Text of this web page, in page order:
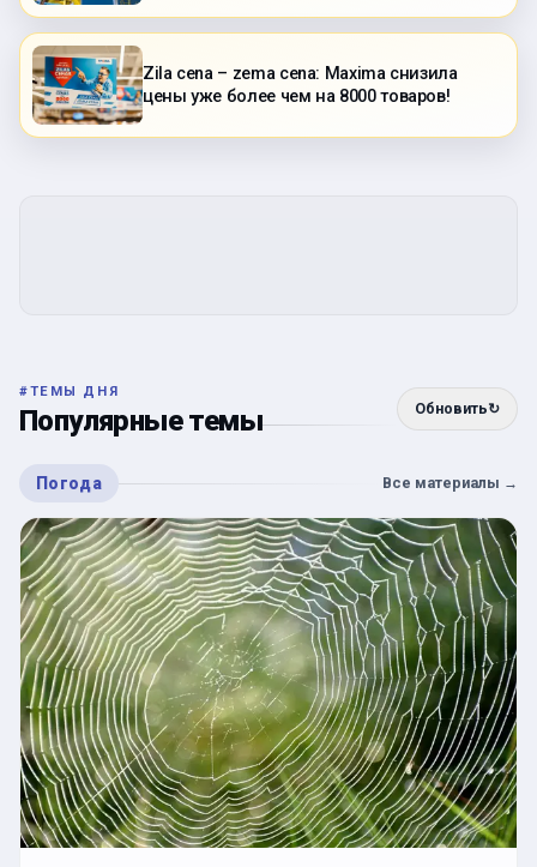
Zila cena – zema cena: Maxima снизила
цены уже более чем на 8000 товаров!
#ТЕМЫ ДНЯ
Популярные темы Обновить↻
Погода Все материалы →